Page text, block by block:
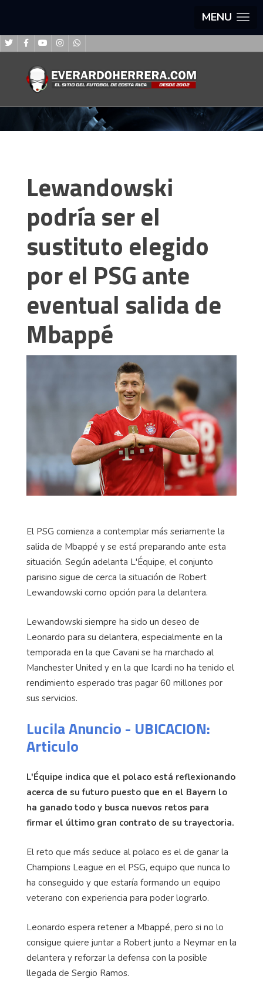
MENU
Lewandowski
podría ser el
sustituto elegido
por el PSG ante
eventual salida de
Mbappé
El PSG comienza a contemplar más seriamente la
salida de Mbappé y se está preparando ante esta
situación. Según adelanta L'Équipe, el conjunto
parisino sigue de cerca la situación de Robert
Lewandowski como opción para la delantera.
Lewandowski siempre ha sido un deseo de
Leonardo para su delantera, especialmente en la
temporada en la que Cavani se ha marchado al
Manchester United y en la que Icardi no ha tenido el
rendimiento esperado tras pagar 60 millones por
sus servicios.
Lucila Anuncio - UBICACION:
Articulo
L'Équipe indica que el polaco está reflexionando
acerca de su futuro puesto que en el Bayern lo
ha ganado todo y busca nuevos retos para
firmar el último gran contrato de su trayectoria.
El reto que más seduce al polaco es el de ganar la
Champions League en el PSG, equipo que nunca lo
ha conseguido y que estaría formando un equipo
veterano con experiencia para poder lograrlo.
Leonardo espera retener a Mbappé, pero si no lo
consigue quiere juntar a Robert junto a Neymar en la
delantera y reforzar la defensa con la posible
llegada de Sergio Ramos.